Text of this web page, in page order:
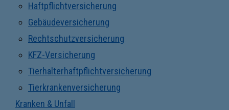
Haftpflichtversicherung
Gebäudeversicherung
Rechtschutzversicherung
KFZ-Versicherung
Tierhalterhaftpflichtversicherung
Tierkrankenversicherung
Kranken & Unfall